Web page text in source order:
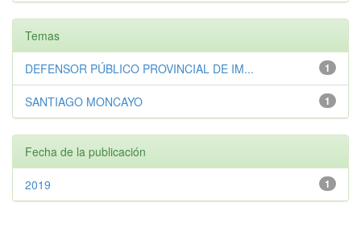
Temas
1
DEFENSOR PÚBLICO PROVINCIAL DE IM...
1
SANTIAGO MONCAYO
Fecha de la publicación
1
2019